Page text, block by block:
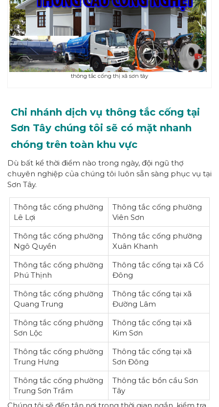
thông tắc cống thị xã sơn tây
Chi nhánh dịch vụ thông tắc cống tại
Sơn Tây chúng tôi sẽ có mặt nhanh
chóng trên toàn khu vực
Dù bất kể thời điểm nào trong ngày, đội ngũ thợ
chuyên nghiệp của chúng tôi luôn sẵn sàng phục vụ tại
Sơn Tây.
Thông tắc cống phường
Lê Lợi
Thông tắc cống phường
Viên Sơn
Thông tắc cống phường
Ngô Quyền
Thông tắc cống phường
Xuân Khanh
Thông tắc cống phường
Phú Thịnh
Thông tắc cống tại xã Cổ
Đông
Thông tắc cống phường
Quang Trung
Thông tắc cống tại xã
Đường Lâm
Thông tắc cống phường
Sơn Lộc
Thông tắc cống tại xã
Kim Sơn
Thông tắc cống phường
Trung Hưng
Thông tắc cống tại xã
Sơn Đông
Thông tắc cống phường
Trung Sơn Trầm
Thông tắc bồn cầu Sơn
Tây